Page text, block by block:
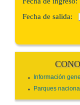
Fecha de salida:
Información
Parques